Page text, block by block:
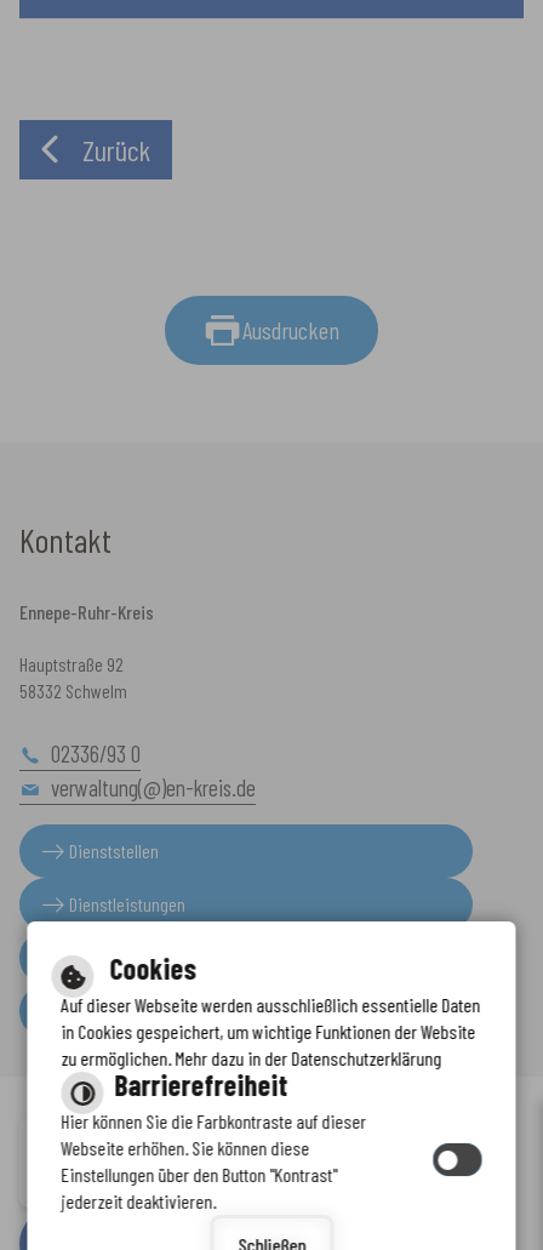
Zurück
Ausdrucken
Kontakt
Ennepe-Ruhr-Kreis
Hauptstraße 92
58332 Schwelm
02336/93 0
verwaltung(@)en-kreis.de
Dienststellen
Dienstleistungen
Presseinformationen
Serviceportal
Inhalt-Impressum-Datenschutzerklärung Kontaktformular -
Barrierefreiheit
bycm citymedia GmbH
Immer auf dem neuesten Stand
www.enkreis.de möchte Ihnen Benachrichtigungen senden
Cookies
Auf dieser Webseite werden ausschließlich essentielle Daten
in Cookies gespeichert, um wichtige Funktionen der Website
zu ermöglichen. Mehr dazu in der Datenschutzerklärung
Barrierefreiheit
Hier können Sie die Farbkontraste auf dieser
Webseite erhöhen. Sie können diese
Einstellungen über den Button "Kontrast"
jederzeit deaktivieren.
Schließen